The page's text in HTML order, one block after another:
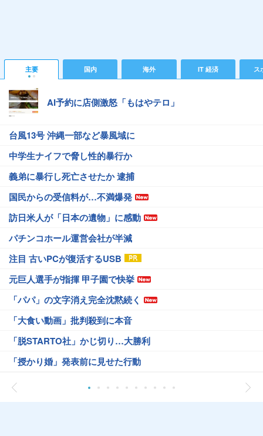
主要 国内 海外 IT 経済 ス
AI予約に店側激怒「もはやテロ」
台風13号 沖縄一部など暴風域に
中学生ナイフで脅し性的暴行か
義弟に暴行し死亡させたか 逮捕
国民からの受信料が…不満爆発
訪日米人が「日本の遺物」に感動
パチンコホール運営会社が半減
注目 古いPCが復活するUSB
元巨人選手が指揮 甲子園で快挙
「パパ」の文字消え完全沈黙続く
「大食い動画」批判殺到に本音
「脱STARTO社」かじ切り…大勝利
「授かり婚」発表前に見せた行動